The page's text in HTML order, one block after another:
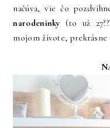
načúva, vie čo
narodeninky (to už
mojom živote,